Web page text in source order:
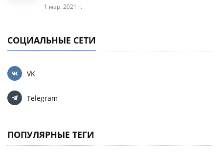
1 мар. 2021 г.
СОЦИАЛЬНЫЕ СЕТИ
VK
Telegram
ПОПУЛЯРНЫЕ ТЕГИ